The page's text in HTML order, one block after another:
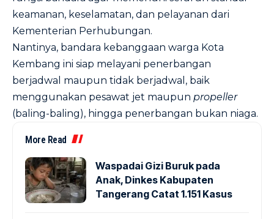
keamanan, keselamatan, dan pelayanan dari
Kementerian Perhubungan.
Nantinya, bandara kebanggaan warga Kota
Kembang ini siap melayani penerbangan
berjadwal maupun tidak berjadwal, baik
menggunakan pesawat jet maupun propeller
(baling-baling), hingga penerbangan bukan niaga.
More Read
Waspadai Gizi Buruk pada
Anak, Dinkes Kabupaten
Tangerang Catat 1.151 Kasus